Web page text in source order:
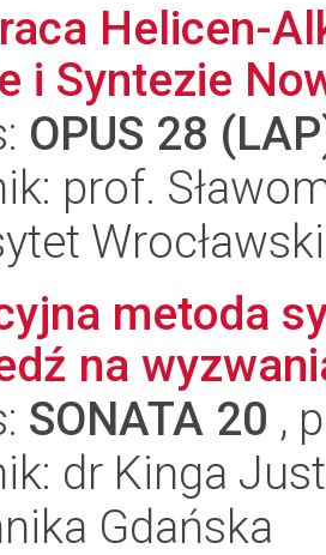
Helicen-
i Syntezie
OPUS 28
prof.
Wrocławski
metoda
na
SONATA 20 ,
dr Kinga
Gdańska